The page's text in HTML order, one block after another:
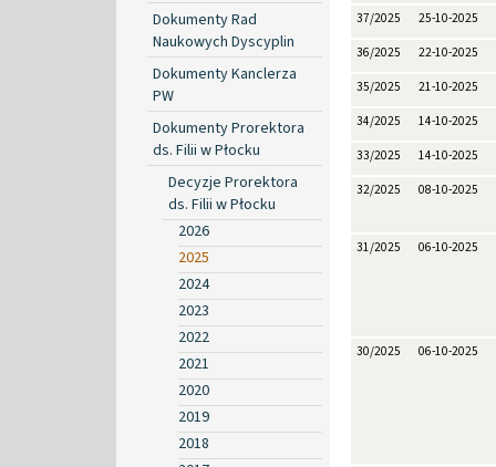
Dokumenty Rad
Naukowych Dyscyplin
Dokumenty Kanclerza
PW
Dokumenty Prorektora
ds. Filii w Płocku
Decyzje Prorektora
ds. Filii w Płocku
2026
2025
2024
2023
2022
2021
2020
2019
2018
37/2025 25-10-2025
36/2025 22-10-2025
35/2025 21-10-2025
34/2025 14-10-2025
33/2025 14-10-2025
32/2025 08-10-2025
31/2025 06-10-2025
30/2025 06-10-2025